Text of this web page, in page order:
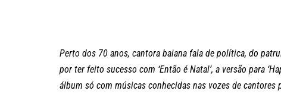
Perto dos 70 anos, cantora baiana fala de política, do
por ter feito sucesso com ‘Então é Natal’, a versão para
álbum só com músicas conhecidas nas vozes de cantores